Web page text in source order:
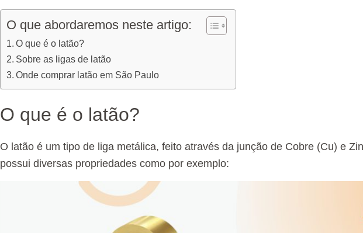
O que abordaremos neste artigo:
O que é o latão?
Sobre as ligas de latão
Onde comprar latão em São Paulo
O que é o latão?
O latão é um tipo de liga metálica, feito através da junção de Cobre (Cu) e
possui diversas propriedades como por exemplo: